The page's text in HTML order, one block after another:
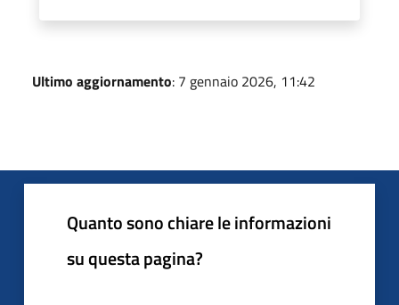
Ultimo aggiornamento: 7 gennaio 2026, 11:42
Quanto sono chiare le informazioni
su questa pagina?